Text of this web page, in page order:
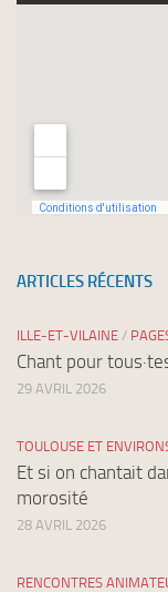
ARTICLES RÉCENTS
ILLE-ET-VILAINE /
Chant pour
29 AVRIL 2026
TOULOUSE ET
Et si on chantait
morosité
28 AVRIL 2026
RENCONTRES